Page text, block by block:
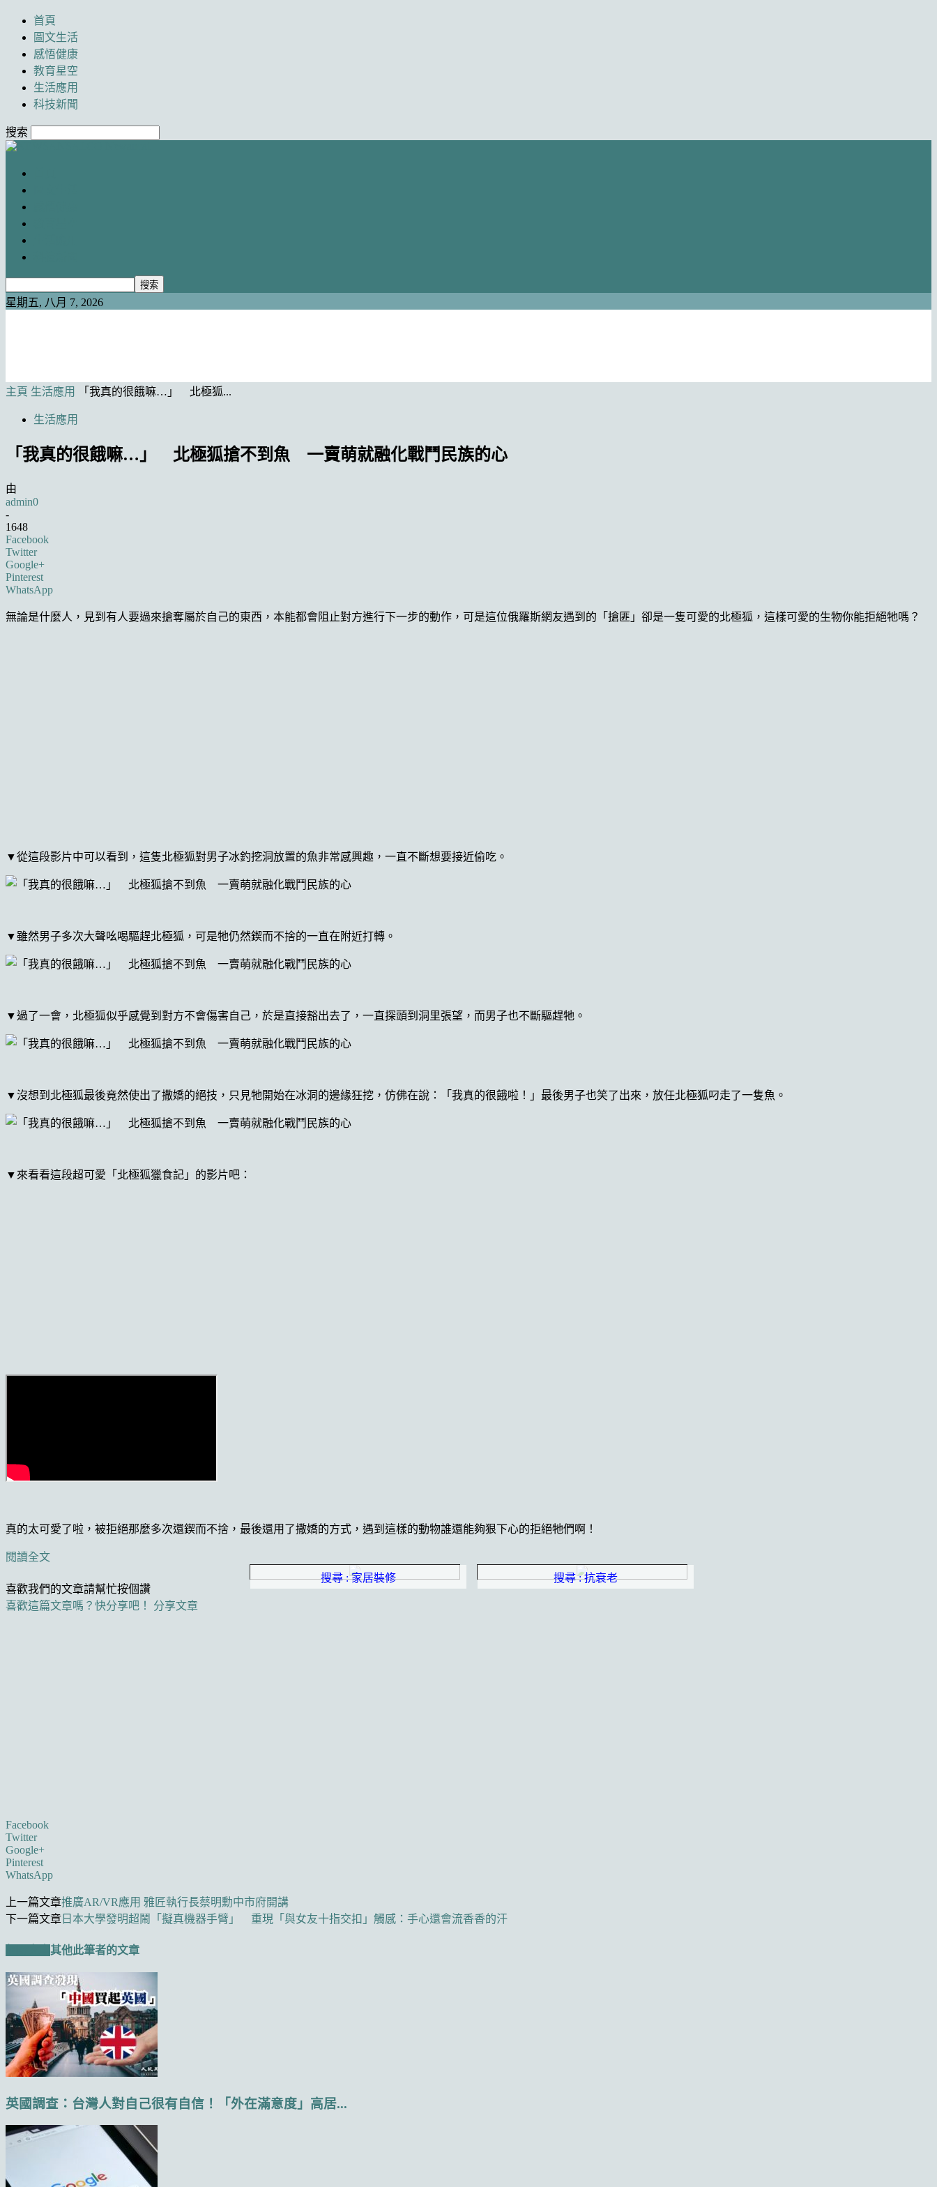
首頁
圖文生活
感悟健康
教育星空
生活應用
科技新聞
搜索
星期五, 八月 7, 2026
主頁 生活應用 「我真的很餓嘛…」 北極狐...
生活應用
「我真的很餓嘛…」 北極狐搶不到魚 一賣萌就融化戰鬥民族的心
由
admin0
-
1648
Facebook
Twitter
Google+
Pinterest
WhatsApp
無論是什麼人，見到有人要過來搶奪屬於自己的東西，本能都會阻止對方進行下一步的動作，可是這位俄羅斯網友遇到的「搶匪」卻是一隻可愛的北極狐，這樣可愛的生物你能拒絕牠嗎？
▼從這段影片中可以看到，這隻北極狐對男子冰釣挖洞放置的魚非常感興趣，一直不斷想要接近偷吃。
▼雖然男子多次大聲吆喝驅趕北極狐，可是牠仍然鍥而不捨的一直在附近打轉。
▼過了一會，北極狐似乎感覺到對方不會傷害自己，於是直接豁出去了，一直探頭到洞里張望，而男子也不斷驅趕牠。
▼沒想到北極狐最後竟然使出了撒嬌的絕技，只見牠開始在冰洞的邊緣狂挖，仿佛在說：「我真的很餓啦！」最後男子也笑了出來，放任北極狐叼走了一隻魚。
▼來看看這段超可愛「北極狐獵食記」的影片吧：
真的太可愛了啦，被拒絕那麼多次還鍥而不捨，最後還用了撒嬌的方式，遇到這樣的動物誰還能夠狠下心的拒絕牠們啊！
閱讀全文
搜尋 : 家居裝修
搜尋 : 抗衰老
喜歡我們的文章請幫忙按個讚
喜歡這篇文章嗎？快分享吧！
分享文章
Facebook
Twitter
Google+
Pinterest
WhatsApp
上一篇文章推廣AR/VR應用 雅匠執行長蔡明勳中市府開講
下一篇文章 日本大學發明超鬧「擬真機器手臂」 重現「與女友十指交扣」觸感：手心還會流香香的汗
其他此筆者的文章
英國調查：台灣人對自己很有自信！「外在滿意度」高居...